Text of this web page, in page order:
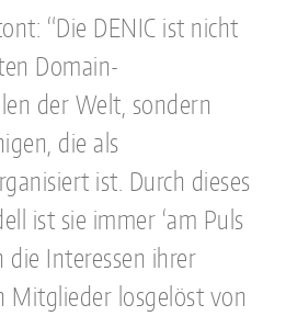
“Die DENIC ist nicht
Domain-
der Welt, sondern
die als
ist. Durch dieses
ist sie immer ‘am Puls
die Interessen ihrer
Mitglieder losgelöst von